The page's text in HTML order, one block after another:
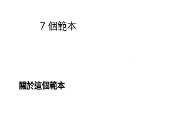
7 個範本
關於這個範本